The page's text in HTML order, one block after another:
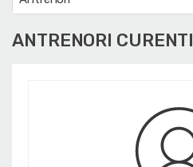
ANTRENORI CURENTI